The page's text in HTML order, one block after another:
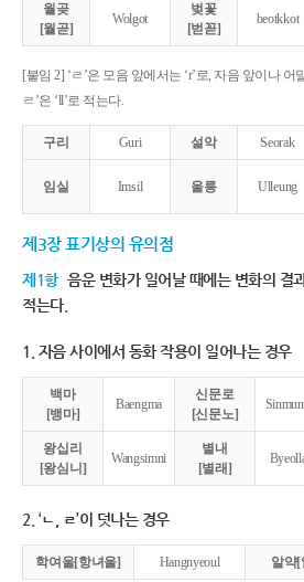
월곶
[월곧]
Wolgot
벚꽃
[벋꼳]
beotkkot
[붙임 2] ‘ㄹ’은 모음 앞에서는 ‘r’로, 자음 앞이나 어
ㄹ’은 ‘ll’로 적는다.
구리 Guri 설악 Seorak
임실 Imsil 울릉 Ulleung
제3장 표기상의 유의점
제1항 음운 변화가 일어날 때에는 변화의 결
적는다.
1. 자음 사이에서 동화 작용이 일어나는 경우
백마
[뱅마]
Baengma
신문로
[신문노]
왕십리
[왕심니]
Wangsimni
별내
[별래]
2. ‘ㄴ, ㄹ’이 덧나는 경우
학여울[항녀울] Hangnyeoul 알약[